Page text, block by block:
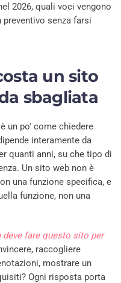
2026, quali voci vengono
senza farsi
un sito
sbagliata
è un po' come chiedere
interamente da
quanti anni, su che tipo di
Un sito web non è
una funzione specifica, e
funzione, non una
deve fare questo sito per
raccogliere
mostrare un
Ogni risposta porta